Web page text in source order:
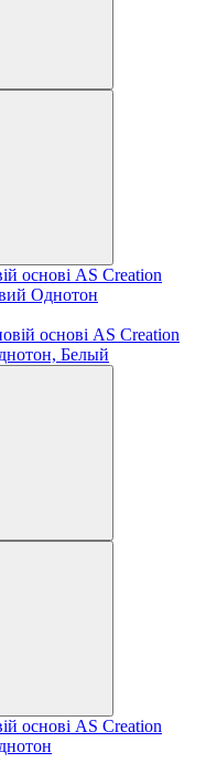
основі AS Creation
Однотон
основі AS Creation